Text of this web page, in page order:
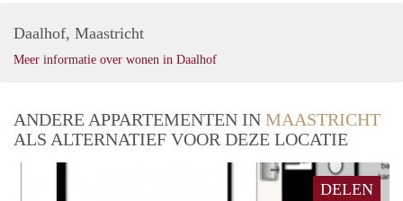
Daalhof, Maastricht
Meer informatie over wonen in Daalhof
ANDERE APPARTEMENTEN IN MAASTRICHT
ALS ALTERNATIEF VOOR DEZE LOCATIE
DELEN